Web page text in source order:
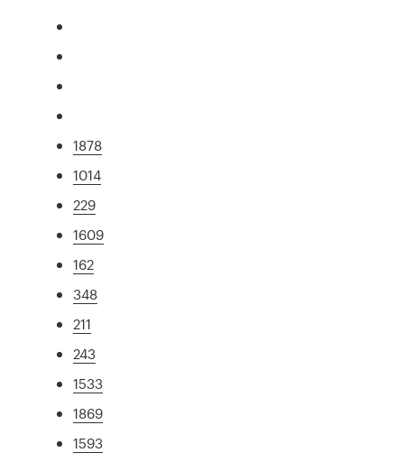
1878
1014
229
1609
162
348
211
243
1533
1869
1593